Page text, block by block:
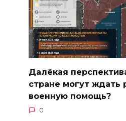
Далёкая
стране могут ждать
военную помощь?
0